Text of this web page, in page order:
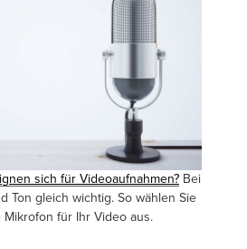
sich für Videoaufnahmen? Bei
Ton gleich wichtig. So wählen Sie
Mikrofon für Ihr Video aus.